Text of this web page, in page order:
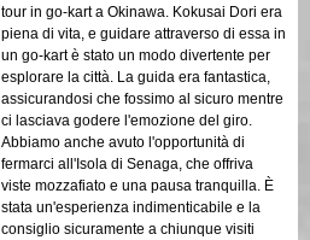
tour in go-kart a Okinawa. Kokusai Dori era
piena di vita, e guidare attraverso di essa in
un go-kart è stato un modo divertente per
esplorare la città. La guida era fantastica,
assicurandosi che fossimo al sicuro mentre
ci lasciava godere l'emozione del giro.
Abbiamo anche avuto l'opportunità di
fermarci all'Isola di Senaga, che offriva
viste mozzafiato e una pausa tranquilla. È
stata un'esperienza indimenticabile e la
consiglio sicuramente a chiunque visiti